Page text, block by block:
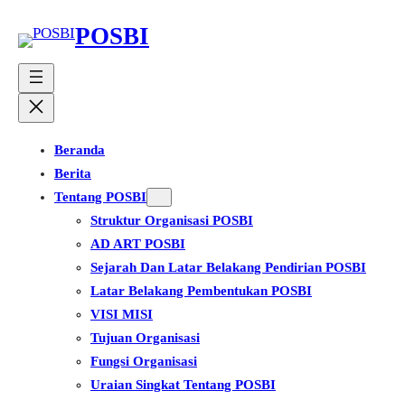
konten
POSBI
Beranda
Berita
Tentang POSBI
Struktur Organisasi POSBI
AD ART POSBI
Sejarah Dan Latar Belakang Pendirian POSBI
Latar Belakang Pembentukan POSBI
VISI MISI
Tujuan Organisasi
Fungsi Organisasi
Uraian Singkat Tentang POSBI